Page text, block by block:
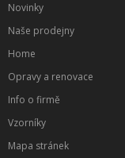
Novinky
Naše prodejny
Home
Opravy a renovace
Info o firmě
Vzorníky
Mapa stránek